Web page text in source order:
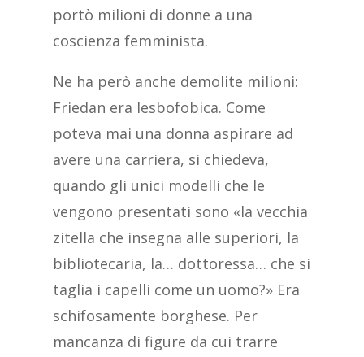
portò milioni di donne a una
coscienza femminista.
Ne ha però anche demolite milioni:
Friedan era lesbofobica. Come
poteva mai una donna aspirare ad
avere una carriera, si chiedeva,
quando gli unici modelli che le
vengono presentati sono «la vecchia
zitella che insegna alle superiori, la
bibliotecaria, la… dottoressa… che si
taglia i capelli come un uomo?» Era
schifosamente borghese. Per
mancanza di figure da cui trarre